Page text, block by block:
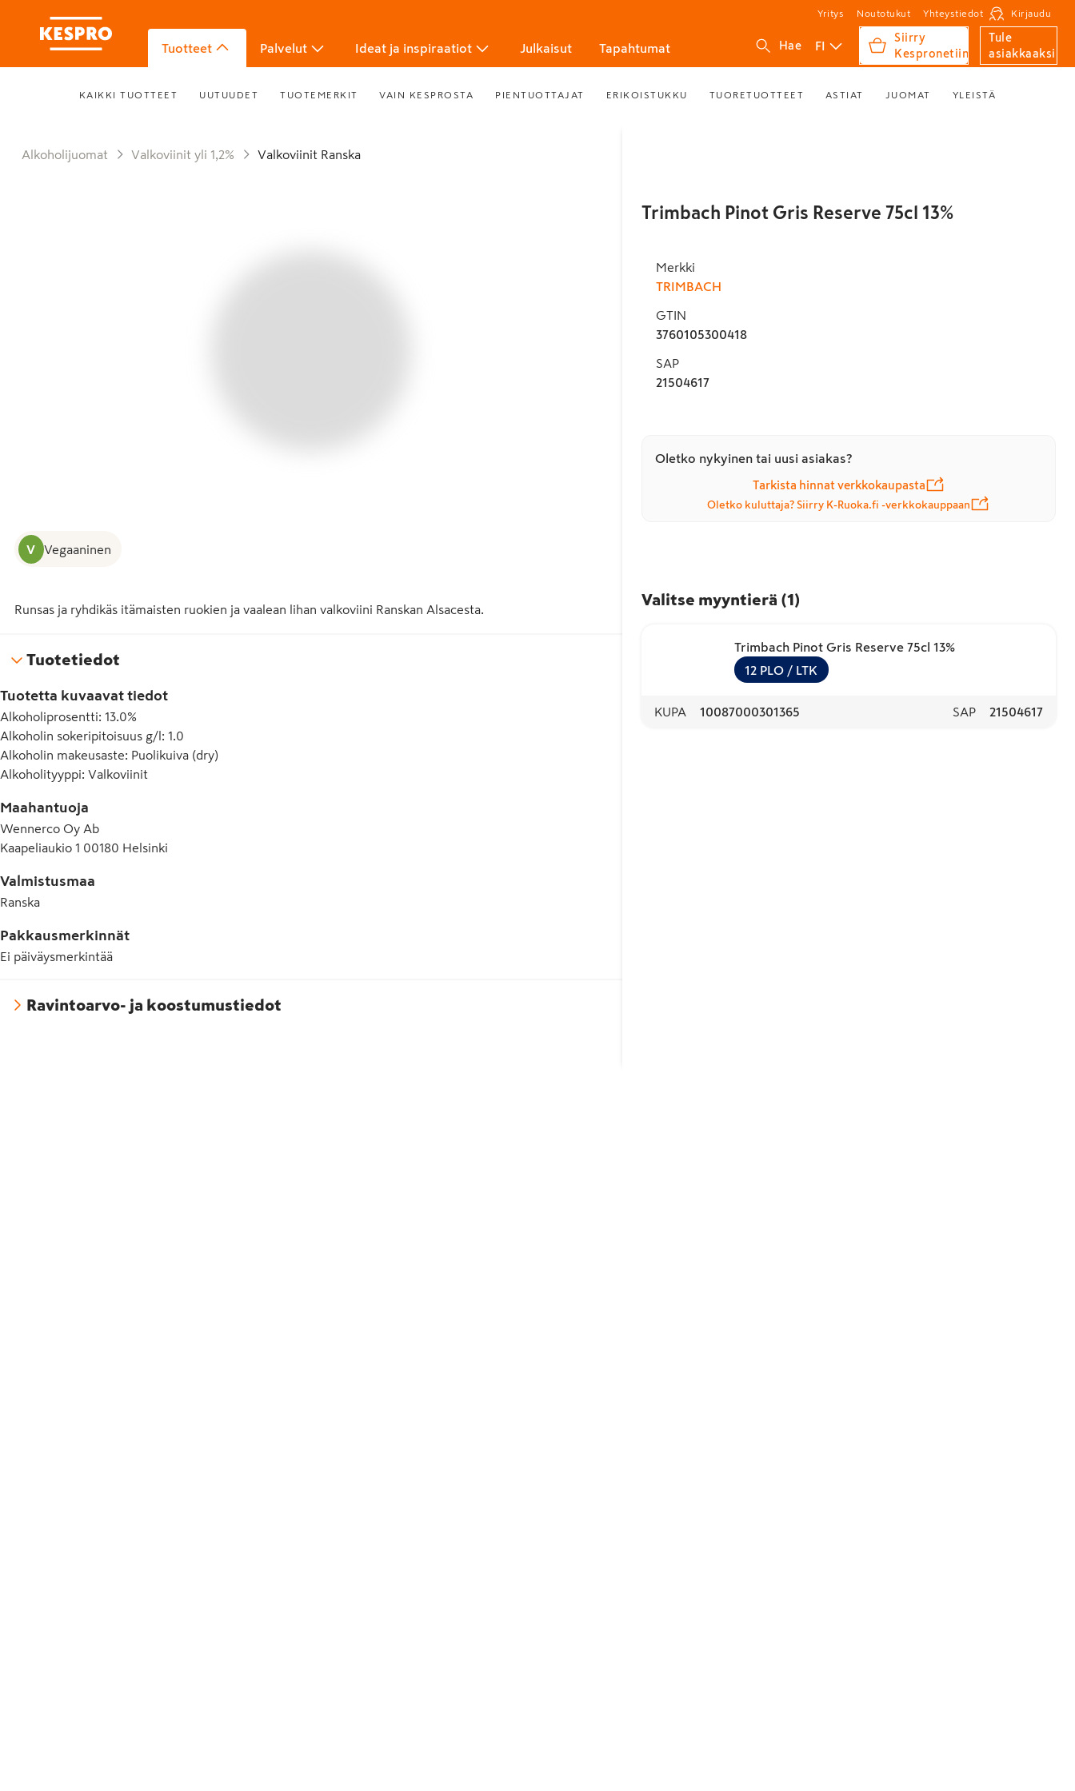
Yritys Noutotukut Yhteystiedot Kirjaudu
Tuotteet Palvelut Ideat ja inspiraatiot Julkaisut Tapahtumat Hae FI
Siirry
Kespronetiin
Tule
asiakkaaksi
KAIKKI TUOTTEET UUTUUDET TUOTEMERKIT VAIN KESPROSTA PIENTUOTTAJAT ERIKOISTUKKU TUORETUOTTEET ASTIAT JUOMAT YLEISTÄ
Alkoholijuomat Valkoviinit yli 1,2% Valkoviinit Ranska
V Vegaaninen
Runsas ja ryhdikäs itämaisten ruokien ja vaalean lihan valkoviini Ranskan Alsacesta.
Tuotetiedot
Tuotetta kuvaavat tiedot
Alkoholiprosentti: 13.0%
Alkoholin sokeripitoisuus g/l: 1.0
Alkoholin makeusaste: Puolikuiva (dry)
Alkoholityyppi: Valkoviinit
Maahantuoja
Wennerco Oy Ab
Kaapeliaukio 1 00180 Helsinki
Valmistusmaa
Ranska
Pakkausmerkinnät
Ei päiväysmerkintää
Ravintoarvo- ja koostumustiedot
Trimbach Pinot Gris Reserve 75cl 13%
Merkki
TRIMBACH
GTIN
3760105300418
SAP
21504617
Oletko nykyinen tai uusi asiakas?
Tarkista hinnat verkkokaupasta
Oletko kuluttaja? Siirry K-Ruoka.fi -verkkokauppaan
Valitse myyntierä (1 )
Trimbach Pinot Gris Reserve 75cl 13%
12 PLO / LTK
KUPA 10087000301365 SAP 21504617